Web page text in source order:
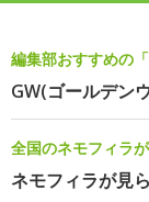
編集部おすすめの
GW(ゴールデン
全国のネモフィラ
ネモフィラが見